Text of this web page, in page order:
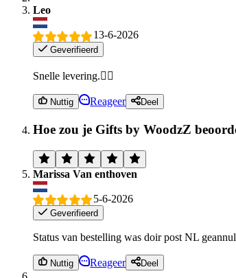
Leo
13-6-2026
Geverifieerd
Snelle levering.👍🏻
Nuttig Reageer Deel
Hoe zou je Gifts by WoodzZ
Marissa Van enthoven
5-6-2026
Geverifieerd
Status van bestelling was doir post NL
Nuttig Reageer Deel